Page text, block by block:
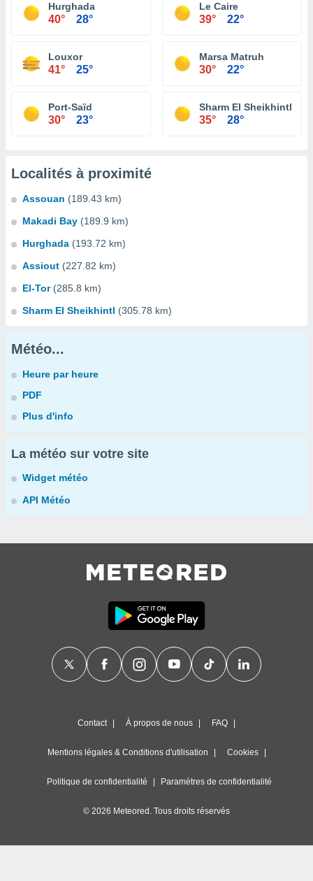
Hurghada
40° 28°
Le Caire
39° 22°
Louxor
41° 25°
Marsa Matruh
30° 22°
Port-Saïd
30° 23°
Sharm El Sheikhintl
35° 28°
Localités à proximité
Assouan (189.43 km)
Makadi Bay (189.9 km)
Hurghada (193.72 km)
Assiout (227.82 km)
El-Tor (285.8 km)
Sharm El Sheikhintl (305.78 km)
Météo...
Heure par heure
PDF
Plus d'info
La météo sur votre site
Widget météo
API Météo
Contact À propos de nous FAQ
Mentions légales & Conditions d'utilisation Cookies
Politique de confidentialité Paramètres de confidentialité
© 2026 Meteored. Tous droits réservés